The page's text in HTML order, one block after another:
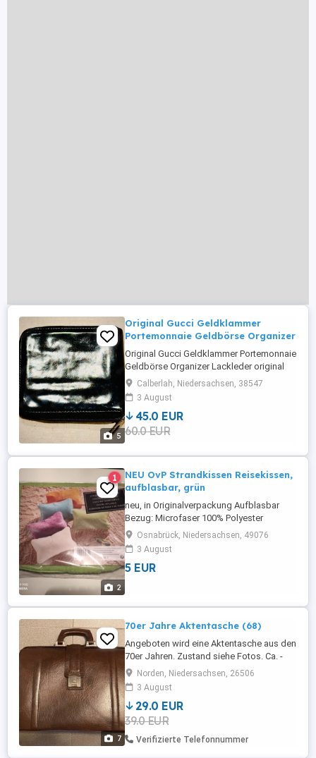
5
Original Gucci Geldklammer
Portemonnaie Geldbörse Organizer
Original Gucci Geldklammer Portemonnaie
Geldbörse Organizer Lackleder original
vintage
Calberlah, Niedersachsen, 38547
3 August
45.0 EUR
60.0 EUR
2
1
NEU OvP Strandkissen Reisekissen,
aufblasbar, grün
neu, in Originalverpackung Aufblasbar
Bezug: Microfaser 100% Polyester
Osnabrück, Niedersachsen, 49076
3 August
5 EUR
7
70er Jahre Aktentasche (68)
Angeboten wird eine Aktentasche aus den
70er Jahren. Zustand siehe Fotos. Ca. -
Größe: 45 cm x 34 cm x 18 cm Ein Muss
für den Sammler. Die Anzeige ist noch
aktuell. Ich habe noch weitere alte
Taschen aus dieser Zeit inseriert. Bitte
beachten Sie meine weiteren Inserate mit
Artikeln aus den 50er, ...
Norden, Niedersachsen, 26506
3 August
29.0 EUR
39.0 EUR
Verifizierte Telefonnummer